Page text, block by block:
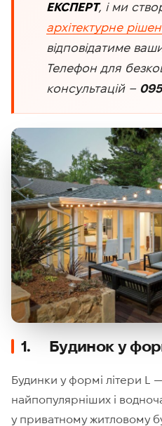
ЕКСПЕРТ, і ми
архітектурне
відповідатиме
Телефон для
консультацій –
1. Будинок у
Будинки у формі літери L
найпопулярніших і
у приватному житловому